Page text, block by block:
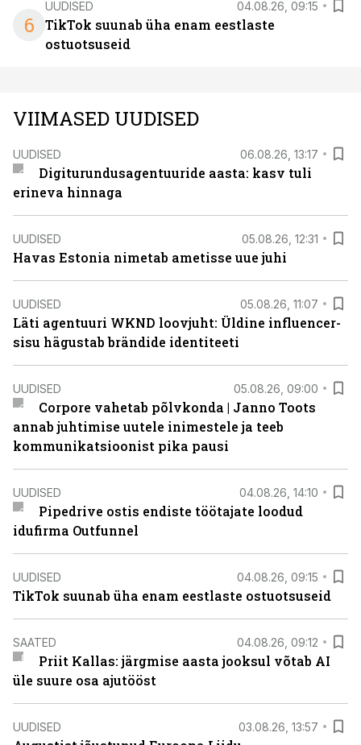
6
UUDISED 04.08.26, 09:15
TikTok suunab üha enam eestlaste
ostuotsuseid
VIIMASED UUDISED
UUDISED 06.08.26, 13:17
Digiturundusagentuuride aasta: kasv tuli
erineva hinnaga
UUDISED 05.08.26, 12:31
Havas Estonia nimetab ametisse uue juhi
UUDISED 05.08.26, 11:07
Läti agentuuri WKND loovjuht: Üldine influencer-
sisu hägustab brändide identiteeti
UUDISED 05.08.26, 09:00
Corpore vahetab põlvkonda | Janno Toots
annab juhtimise uutele inimestele ja teeb
kommunikatsioonist pika pausi
UUDISED 04.08.26, 14:10
Pipedrive ostis endiste töötajate loodud
idufirma Outfunnel
UUDISED 04.08.26, 09:15
TikTok suunab üha enam eestlaste ostuotsuseid
SAATED 04.08.26, 09:12
Priit Kallas: järgmise aasta jooksul võtab AI
üle suure osa ajutööst
UUDISED 03.08.26, 13:57